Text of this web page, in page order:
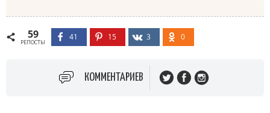
59
РЕПОСТЫ
41 15 3 0
КОММЕНТАРИЕВ